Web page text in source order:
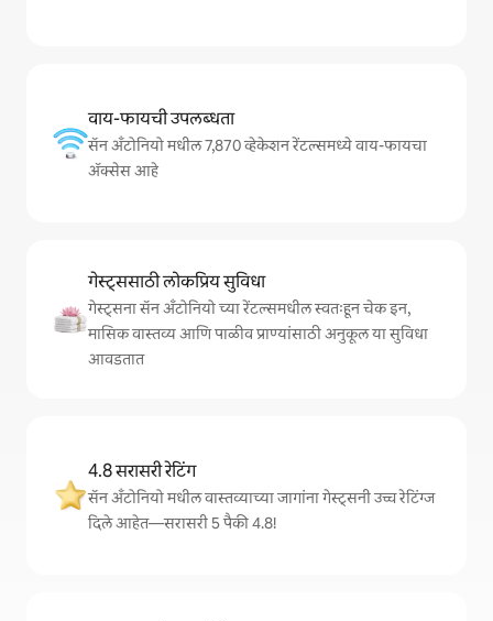
वाय-फायची उपलब्धता
सॅन अँटोनियो मधील 7,870 व्हेकेशन रेंटल्समध्ये वाय-फायचा
अ‍ॅक्सेस आहे
गेस्ट्ससाठी लोकप्रिय सुविधा
गेस्ट्सना सॅन अँटोनियो च्या रेंटल्समधील स्वतःहून चेक इन,
मासिक वास्तव्य आणि पाळीव प्राण्यांसाठी अनुकूल या सुविधा
आवडतात
4.8 सरासरी रेटिंग
सॅन अँटोनियो मधील वास्तव्याच्या जागांना गेस्ट्सनी उच्च रेटिंग्ज
दिले आहेत—सरासरी 5 पैकी 4.8!